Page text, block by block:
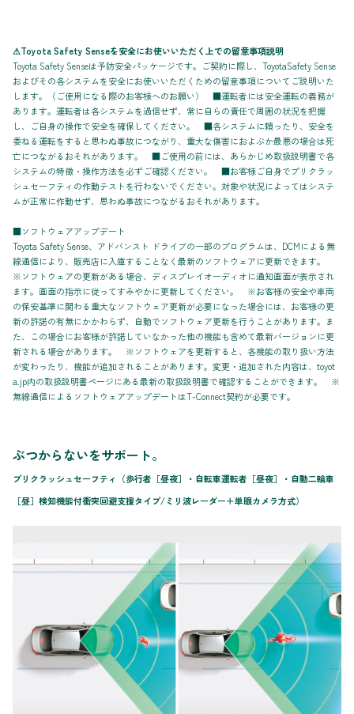
⚠Toyota Safety Senseを安全にお使いいただく上での留意事項説明
Toyota Safety Senseは予防安全パッケージです。ご契約に際し、ToyotaSafety Sense
およびその各システムを安全にお使いいただくための留意事項についてご説明いた
します。（ご使用になる際のお客様へのお願い） ■運転者には安全運転の義務が
あります。運転者は各システムを過信せず、常に自らの責任で周囲の状況を把握
し、ご自身の操作で安全を確保してください。 ■各システムに頼ったり、安全を
委ねる運転をすると思わぬ事故につながり、重大な傷害におよぶか最悪の場合は死
亡につながるおそれがあります。 ■ご使用の前には、あらかじめ取扱説明書で各
システムの特徴・操作方法を必ずご確認ください。 ■お客様ご自身でプリクラッ
シュセーフティの作動テストを行わないでください。対象や状況によってはシステ
ムが正常に作動せず、思わぬ事故につながるおそれがあります。
■ソフトウェアアップデート
Toyota Safety Sense、アドバンスト ドライブの一部のプログラムは、DCMによる無
線通信により、販売店に入庫することなく最新のソフトウェアに更新できます。
※ソフトウェアの更新がある場合、ディスプレイオーディオに通知画面が表示され
ます。画面の指示に従ってすみやかに更新してください。 ※お客様の安全や車両
の保安基準に関わる重大なソフトウェア更新が必要になった場合には、お客様の更
新の許諾の有無にかかわらず、自動でソフトウェア更新を行うことがあります。ま
た、この場合にお客様が許諾していなかった他の機能も含めて最新バージョンに更
新される場合があります。 ※ソフトウェアを更新すると、各機能の取り扱い方法
が変わったり、機能が追加されることがあります。変更・追加された内容は、toyot
a.jp内の取扱説明書ページにある最新の取扱説明書で確認することができます。 ※
無線通信によるソフトウェアアップデートはT-Connect契約が必要です。
ぶつからないをサポート。
プリクラッシュセーフティ（歩行者［昼夜］・自転車運転者［昼夜］・自動二輪車
［昼］検知機能付衝突回避支援タイプ/ミリ波レーダー＋単眼カメラ方式）